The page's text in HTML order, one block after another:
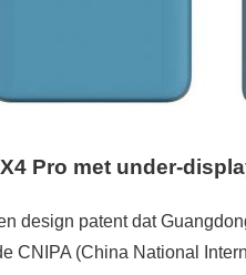
Pro met under-
design patent dat
CNIPA (China National